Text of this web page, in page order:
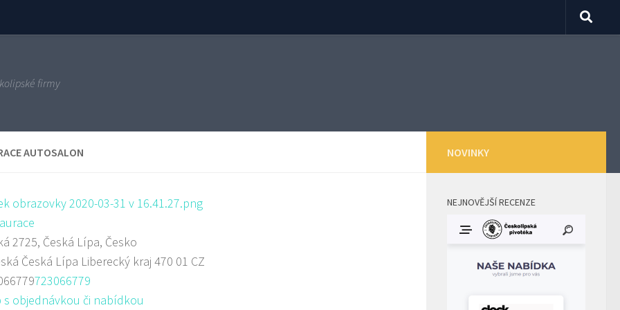
firmy
AUTOSALON
2725, Česká Lípa, Česko
Česká Lípa Liberecký kraj 470 01 CZ
723066779
s objednávkou či nabídkou
NOVINKY
NEJNOVĚJŠÍ RECENZE